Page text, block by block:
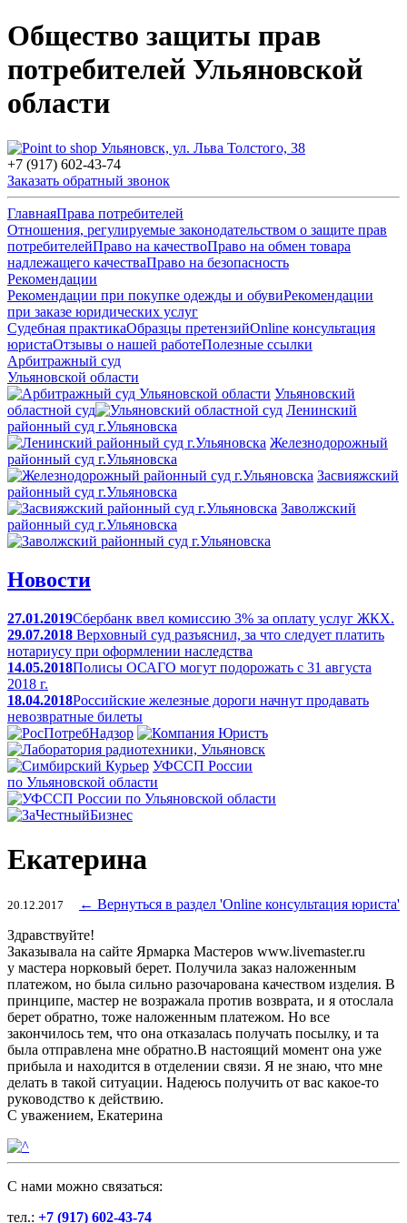
Общество защиты прав
потребителей Ульяновской
области
Ульяновск, ул. Льва Толстого, 38
+7 (917) 602-43-74
Заказать обратный звонок
ГлавнаяПрава потребителей
Отношения, регулируемые законодательством о защите прав
потребителейПраво на качествоПраво на обмен товара
надлежащего качестваПраво на безопасность
Рекомендации
Рекомендации при покупке одежды и обувиРекомендации
при заказе юридических услуг
Судебная практикаОбразцы претензийOnline консультация
юристаОтзывы о нашей работеПолезные ссылки
Арбитражный суд
Ульяновской области
Ульяновский
областной суд
Ленинский
районный суд г.Ульяновска
Железнодорожный
районный суд г.Ульяновска
Засвияжский
районный суд г.Ульяновска
Заволжский
районный суд г.Ульяновска
Новости
27.01.2019Сбербанк ввел комиссию 3% за оплату услуг ЖКХ.
29.07.2018 Верховный суд разъяснил, за что следует платить
нотариусу при оформлении наследства
14.05.2018Полисы ОСАГО могут подорожать с 31 августа
2018 г.
18.04.2018Российские железные дороги начнут продавать
невозвратные билеты
УФССП России
по Ульяновской области
Екатерина
20.12.2017
← Вернуться в раздел 'Online консультация юриста'
Здравствуйте!
Заказывала на сайте Ярмарка Мастеров www.livemaster.ru
у мастера норковый берет. Получила заказ наложенным
платежом, но была сильно разочарована качеством изделия. В
принципе, мастер не возражала против возврата, и я отослала
берет обратно, тоже наложенным платежом. Но все
закончилось тем, что она отказалась получать посылку, и та
была отправлена мне обратно.В настоящий момент она уже
прибыла и находится в отделении связи. Я не знаю, что мне
делать в такой ситуации. Надеюсь получить от вас какое-то
руководство к действию.
С уважением, Екатерина
C нами можно связаться:
тел.: +7 (917) 602-43-74